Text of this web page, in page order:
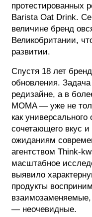
протестированных
Barista Oat Drink.
величине бренд
Великобритании,
развитии.
Спустя 18 лет
обновления.
редизайне, а в
MOMA — уже не
как универсального
сочетающего вкус
ожиданиям
агентством Think-
масштабное
выявило
продукты
взаимозаменяемые,
— неочевидные.